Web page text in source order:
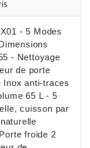
- 5 Modes
- Nettoyage
de porte
Inox anti-traces
65 L - 5
cuisson par
froide 2